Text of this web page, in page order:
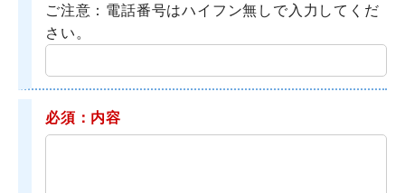
ご注意：電話番号はハイフン無しで入力してくだ
さい。
必須：内容